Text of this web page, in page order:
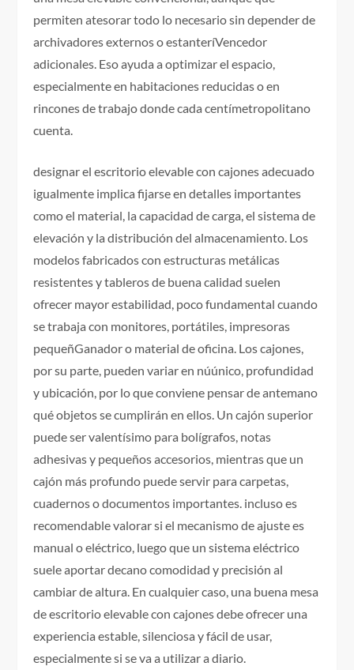
permiten atesorar todo lo necesario sin depender de
archivadores externos o estanteríVencedor
adicionales. Eso ayuda a optimizar el espacio,
especialmente en habitaciones reducidas o en
rincones de trabajo donde cada centímetropolitano
cuenta.
designar el escritorio elevable con cajones adecuado
igualmente implica fijarse en detalles importantes
como el material, la capacidad de carga, el sistema de
elevación y la distribución del almacenamiento. Los
modelos fabricados con estructuras metálicas
resistentes y tableros de buena calidad suelen
ofrecer mayor estabilidad, poco fundamental cuando
se trabaja con monitores, portátiles, impresoras
pequeñGanador o material de oficina. Los cajones,
por su parte, pueden variar en núúnico, profundidad
y ubicación, por lo que conviene pensar de antemano
qué objetos se cumplirán en ellos. Un cajón superior
puede ser valentísimo para bolígrafos, notas
adhesivas y pequeños accesorios, mientras que un
cajón más profundo puede servir para carpetas,
cuadernos o documentos importantes. incluso es
recomendable valorar si el mecanismo de ajuste es
manual o eléctrico, luego que un sistema eléctrico
suele aportar decano comodidad y precisión al
cambiar de altura. En cualquier caso, una buena mesa
de escritorio elevable con cajones debe ofrecer una
experiencia estable, silenciosa y fácil de usar,
especialmente si se va a utilizar a diario.